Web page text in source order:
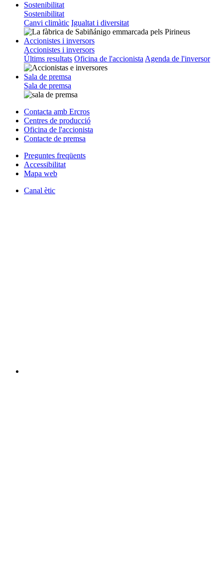
Sostenibilitat
Sostenibilitat
Canvi climàtic Igualtat i diversitat
Accionistes i inversors
Accionistes i inversors
Últims resultats Oficina de l'accionista Agenda de l'inversor
Sala de premsa
Sala de premsa
Contacta amb Ercros
Centres de producció
Oficina de l'accionista
Contacte de premsa
Preguntes freqüents
Accessibilitat
Mapa web
Canal ètic